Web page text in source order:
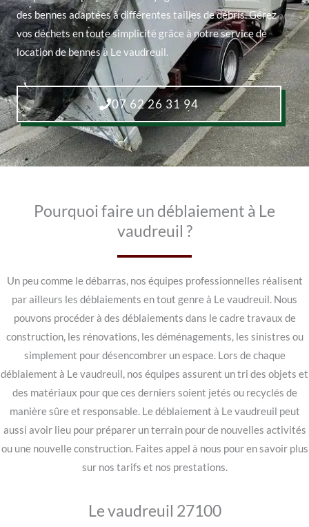
des bennes adaptées à différentes tailles de débris. Gérez
vos déchets en toute simplicité grâce à notre service de
location de bennes à Le vaudreuil.
07 62 26 31 94
Pourquoi faire un déblaiement à Le
vaudreuil ?
Un peu comme le débarras, nos équipes professionnelles réalisent
par ailleurs les déblaiements en tout genre à Le vaudreuil. Nous
pouvons procéder à des déblaiements dans le cadre travaux de
construction, les rénovations, les déménagements, les sinistres ou
simplement pour désencombrer un espace. Lors de chaque
déblaiement à Le vaudreuil, nos équipes assurent un tri des objets et
des matériaux pour que ces derniers soient jetés ou recyclés de
manière sûre et responsable. Le déblaiement à Le vaudreuil peut
aussi avoir lieu pour préparer un terrain pour de nouvelles activités
ou une nouvelle construction. Faites appel à nous pour en savoir plus
sur nos tarifs et nos prestations.
Le vaudreuil 27100